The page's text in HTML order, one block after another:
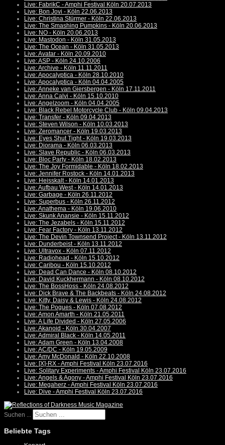
Live: FabrikC - Amphi Festival Köln 20.07.2013
Live: Bon Jovi - Köln 22.06.2013
Live: Christina Stürmer - Köln 22.06.2013
Live: The Smashing Pumpkins - Köln 20.06.2013
Live: NO - Köln 20.06.2013
Live: Mastodon - Köln 31.05.2013
Live: The Ocean - Köln 31.05.2013
Live: Avatar - Köln 20.09.2010
Live: ASP - Köln 24.10.2006
Live: Archive - Köln 11.11.2011
Live: Apocalyptica - Köln 28.10.2010
Live: Apocalyptica - Köln 04.04.2005
Live: Anneke van Giersbergen - Köln 17.11.2011
Live: Anna Calvi - Köln 15.10.2010
Live: Angelzoom - Köln 04.04.2005
Live: Black Rebel Motorcycle Club - Köln 09.04.2013
Live: Transfer - Köln 09.04.2013
Live: Steven Wilson - Köln 10.03.2013
Live: Zeromancer - Köln 19.03.2013
Live: Eyes Shut Tight - Köln 19.03.2013
Live: Diorama - Köln 06.03.2013
Live: Slave Republic - Köln 06.03.2013
Live: Bloc Party - Köln 18.02.2013
Live: The Joy Formidable - Köln 18.02.2013
Live: Jennifer Rostock - Köln 14.01.2013
Live: Heisskalt - Köln 14.01.2013
Live: Aufbau West - Köln 14.01.2013
Live: Garbage - Köln 26.11.2012
Live: Superbus - Köln 26.11.2012
Live: Anathema - Köln 19.06.2010
Live: Skunk Anansie - Köln 15.11.2012
Live: The Jezabels - Köln 15.11.2012
Live: Fear Factory - Köln 13.11.2012
Live: The Devin Townsend Project - Köln 13.11.2012
Live: Dunderbeist - Köln 13.11.2012
Live: Ultravox - Köln 07.11.2012
Live: Radiohead - Köln 15.10.2012
Live: Caribou - Köln 15.10.2012
Live: Dead Can Dance - Köln 08.10.2012
Live: David Kuckhermann - Köln 08.10.2012
Live: The BossHoss - Köln 24.08.2012
Live: Dick Brave & The Backbeats - Köln 24.08.2012
Live: Kitty, Daisy & Lewis - Köln 24.08.2012
Live: The Pogues - Köln 07.08.2012
Live: Amon Amarth - Köln 21.05.2011
Live: A Life Divided - Köln 27.05.2006
Live: Akanoid - Köln 30.04.2007
Live: Admiral Black - Köln 14.05.2011
Live: Adam Green - Köln 13.04.2008
Live: AC/DC - Köln 19.05.2009
Live: Amy McDonald - Köln 22.10.2008
Live: [X]-RX - Amphi Festival Köln 23.07.2016
Live: Solitary Experiments - Amphi Festival Köln 23.07.2016
Live: Angels & Agony - Amphi Festival Köln 23.07.2016
Live: Megaherz - Amphi Festival Köln 23.07.2016
Live: Dive - Amphi Festival Köln 23.07.2016
Suchen ...
Beliebte Tags